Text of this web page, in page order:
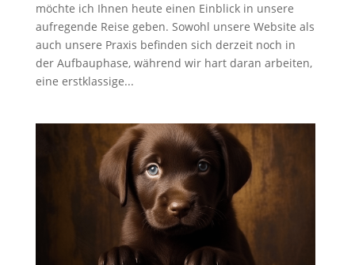
möchte ich Ihnen heute einen Einblick in unsere
aufregende Reise geben. Sowohl unsere Website als
auch unsere Praxis befinden sich derzeit noch in
der Aufbauphase, während wir hart daran arbeiten,
eine erstklassige...